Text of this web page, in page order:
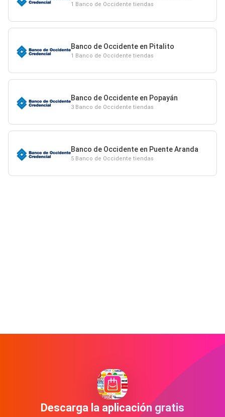
1 Banco de Occidente tiendas
Banco de Occidente en Pitalito
1 Banco de Occidente tiendas
Banco de Occidente en Popayán
3 Banco de Occidente tiendas
Banco de Occidente en Puente Aranda
5 Banco de Occidente tiendas
Descarga la aplicación gratis